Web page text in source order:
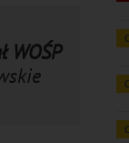
WOŚP